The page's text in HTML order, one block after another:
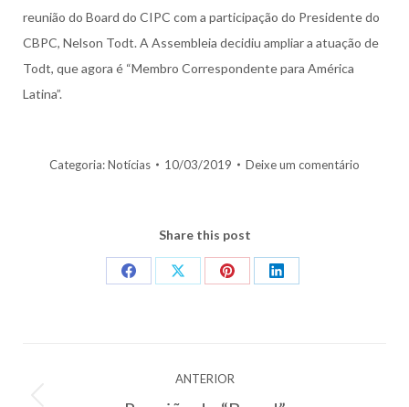
reunião do Board do CIPC com a participação do Presidente do
CBPC, Nelson Todt. A Assembleia decidiu ampliar a atuação de
Todt, que agora é “Membro Correspondente para América
Latina”.
Categoria:Notícias 10/03/2019 Deixe um comentário
Share this post
Share
Share
Share
Share
ANTERIOR